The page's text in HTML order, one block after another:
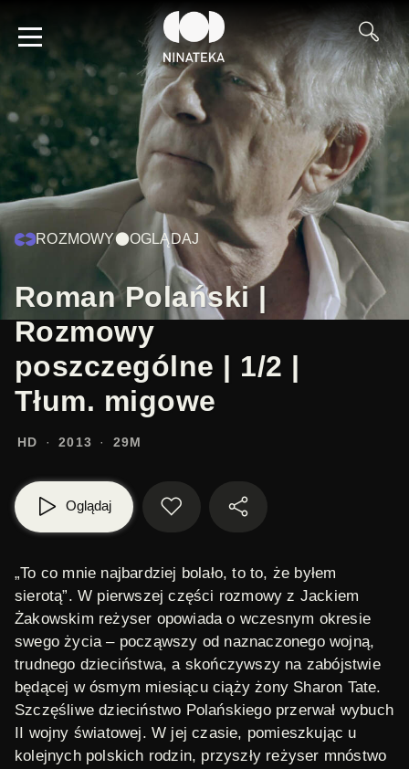
ROZMOWY OGLĄDAJ
Roman Polański |
Rozmowy
poszczególne | 1/2 |
Tłum. migowe
HD 2013 29M
Oglądaj
„To co mnie najbardziej bolało, to to, że byłem
sierotą”. W pierwszej części rozmowy z Jackiem
Żakowskim reżyser opowiada o wczesnym okresie
swego życia – począwszy od naznaczonego wojną,
trudnego dzieciństwa, a skończywszy na zabójstwie
będącej w ósmym miesiącu ciąży żony Sharon Tate.
Szczęśliwe dzieciństwo Polańskiego przerwał wybuch
II wojny światowej. W jej czasie, pomieszkując u
kolejnych polskich rodzin, przyszły reżyser mnóstwo